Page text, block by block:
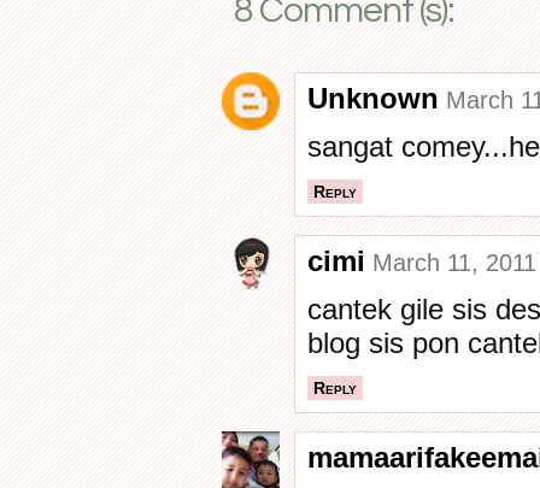
8 Comment (s):
Unknown March
sangat
Reply
cimi March 11,
cantek gile sis
blog sis pon
Reply